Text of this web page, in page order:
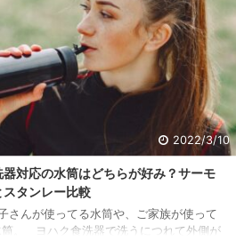
ん、追加でセミナーが見れるんだけど
マ このセミナー、学生の頃に見たかった
これ見てたら、恐らく人生変わってたな
マ 社会人になりたての時でも良かっ
見てたらこんなに長く会社員やってなか
思う。 もっと早くに独立して、 ...
2022/3/10
器対応の水筒はどちらが好み？サーモ
スタンレー比較
さんが使ってる水筒や、ご家族が使って
筒。 ヨハク食洗器で洗うにつれて外側が